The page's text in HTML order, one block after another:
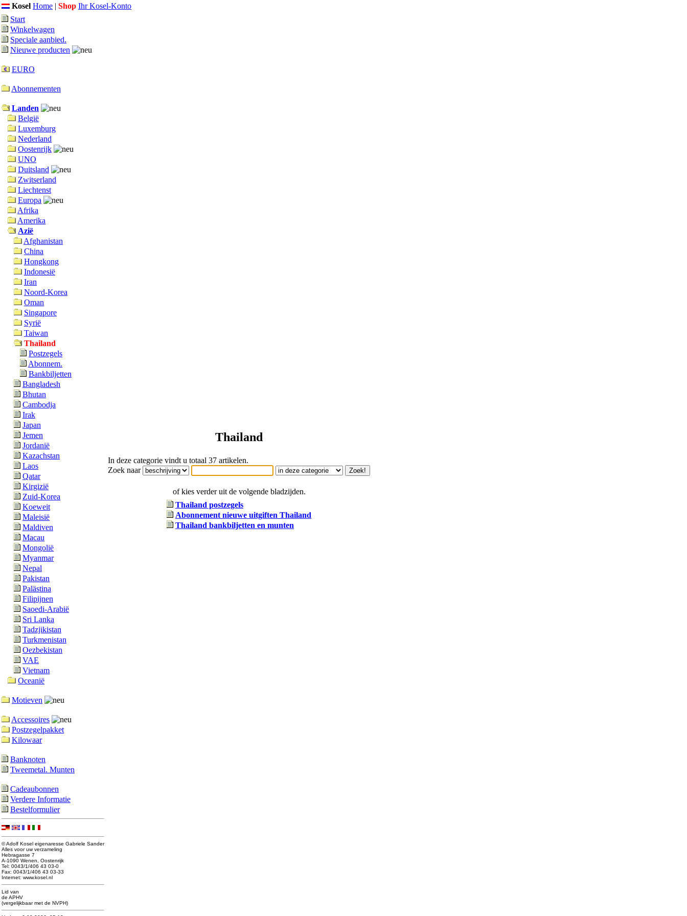
Kosel Home | Shop Ihr Kosel-Konto
Start
Winkelwagen
Speciale aanbied.
Nieuwe producten
EURO
Abonnementen
Landen
België
Luxemburg
Nederland
Oostenrijk
UNO
Duitsland
Zwitserland
Liechtenst
Europa
Afrika
Amerika
Azië
Afghanistan
China
Hongkong
Indonesië
Iran
Noord-Korea
Oman
Singapore
Syrië
Taiwan
Thailand
Postzegels
Abonnem.
Bankbiljetten
Bangladesh
Bhutan
Cambodja
Irak
Japan
Jemen
Jordanië
Kazachstan
Laos
Qatar
Kirgizië
Zuid-Korea
Koeweit
Maleisië
Maldiven
Macau
Mongolië
Myanmar
Nepal
Pakistan
Palästina
Filipijnen
Saoedi-Arabië
Sri Lanka
Tadzjikistan
Turkmenistan
Oezbekistan
VAE
Vietnam
Oceanië
Motieven
Accessoires
Postzegelpakket
Kilowaar
Banknoten
Tweemetal. Munten
Cadeaubonnen
Verdere Informatie
Bestelformulier
© Adolf Kosel eigenaresse Gabriele Sander
Alles voor uw verzameling
Hebragasse 7
A-1090 Wenen, Oostenrijk
Tel: 0043/1/406 43 03-0
Fax: 0043/1/406 43 03-33
Internet: www.kosel.nl
Lid van
de APHV
(vergelijkbaar met de NVPH)
Thailand
In deze categorie vindt u totaal 37 artikelen.
Zoek naar
of kies verder uit de volgende bladzijden.
Thailand postzegels
Abonnement nieuwe uitgiften Thailand
Thailand bankbiljetten en munten